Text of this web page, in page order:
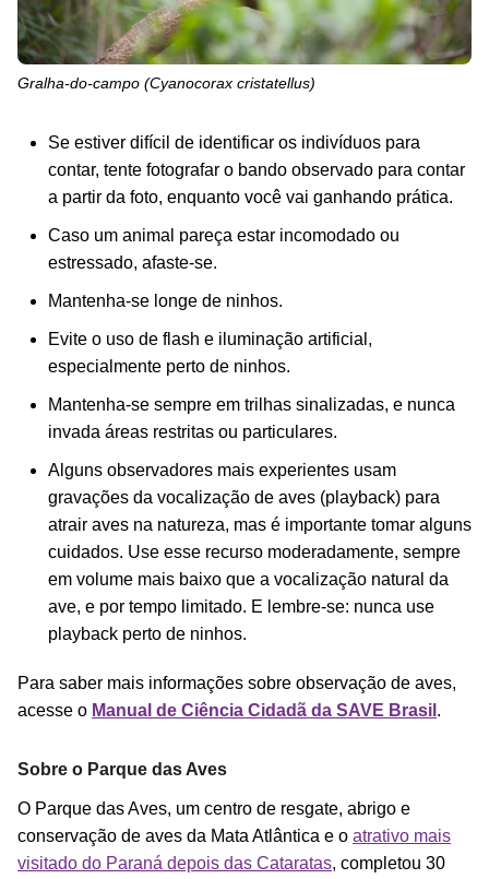
Gralha-do-campo (Cyanocorax cristatellus)
Se estiver difícil de identificar os indivíduos para
contar, tente fotografar o bando observado para contar
a partir da foto, enquanto você vai ganhando prática.
Caso um animal pareça estar incomodado ou
estressado, afaste-se.
Mantenha-se longe de ninhos.
Evite o uso de flash e iluminação artificial,
especialmente perto de ninhos.
Mantenha-se sempre em trilhas sinalizadas, e nunca
invada áreas restritas ou particulares.
Alguns observadores mais experientes usam
gravações da vocalização de aves (playback) para
atrair aves na natureza, mas é importante tomar alguns
cuidados. Use esse recurso moderadamente, sempre
em volume mais baixo que a vocalização natural da
ave, e por tempo limitado. E lembre-se: nunca use
playback perto de ninhos.
Para saber mais informações sobre observação de aves,
acesse o Manual de Ciência Cidadã da SAVE Brasil .
Sobre o Parque das Aves
O Parque das Aves, um centro de resgate, abrigo e
conservação de aves da Mata Atlântica e o atrativo mais
visitado do Paraná depois das Cataratas, completou 30